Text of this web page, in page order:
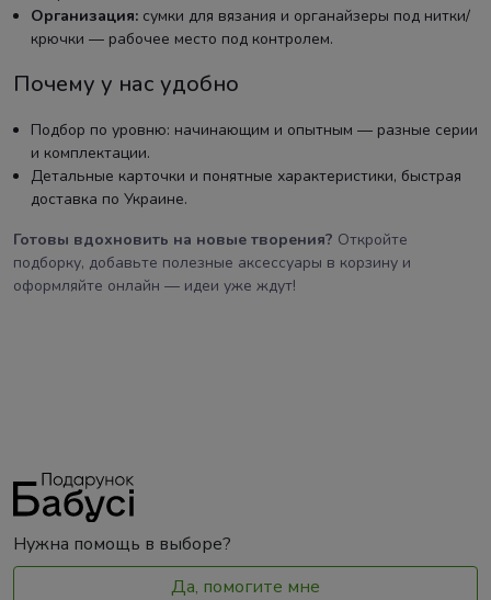
Организация: сумки для вязания и органайзеры под нитки/
крючки — рабочее место под контролем.
Почему у нас удобно
Подбор по уровню: начинающим и опытным — разные серии
и комплектации.
Детальные карточки и понятные характеристики, быстрая
доставка по Украине.
Готовы вдохновить на новые творения? Откройте
подборку, добавьте полезные аксессуары в корзину и
оформляйте онлайн — идеи уже ждут!
Нужна помощь в выборе?
Да, помогите мне